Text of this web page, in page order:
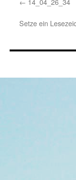
Setze ein